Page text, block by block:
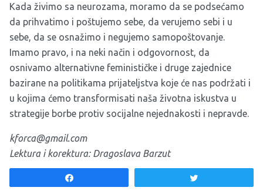
Kada živimo sa neurozama, moramo da se podsećamo
da prihvatimo i poštujemo sebe, da verujemo sebi i u
sebe, da se osnažimo i negujemo samopoštovanje.
Imamo pravo, i na neki način i odgovornost, da
osnivamo alternativne feminističke i druge zajednice
bazirane na politikama prijateljstva koje će nas podržati i
u kojima ćemo transformisati naša životna iskustva u
strategije borbe protiv socijalne nejednakosti i nepravde.
kforca@gmail.com
Lektura i korektura: Dragoslava Barzut
Komentarima i predlozima tekstu doprinele: Dragana
Garić, Dragoslava Barzut, Elzana Poturak, Andrija